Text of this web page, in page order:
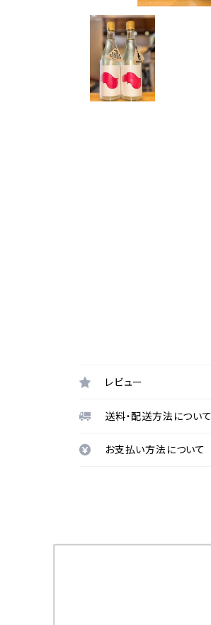
レビュー
送料・配送方法について
お支払い方法について